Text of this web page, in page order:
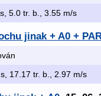
5.0 tr. b., 3.55 m/s
jinak + A0 +
17.17 tr. b., 2.97 m/s